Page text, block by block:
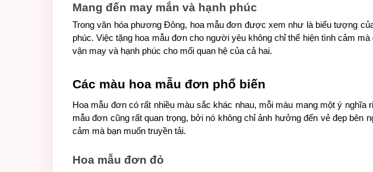
Mang đến may mắn và hạnh phúc
Trong văn hóa phương Đông, hoa mẫu đơn được xem như là biểu tượng
phúc. Việc tặng hoa mẫu đơn cho người yêu không chỉ thể hiện tình cảm
vận may và hạnh phúc cho mối quan hệ của cả hai.
Các màu hoa mẫu đơn phổ biến
Hoa mẫu đơn có rất nhiều màu sắc khác nhau, mỗi màu mang một ý nghĩa
mẫu đơn cũng rất quan trọng, bởi nó không chỉ ảnh hưởng đến vẻ đẹp bên
cảm mà bạn muốn truyền tải.
Hoa mẫu đơn đỏ